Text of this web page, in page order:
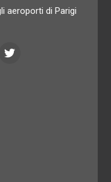
aeroporti di Parigi